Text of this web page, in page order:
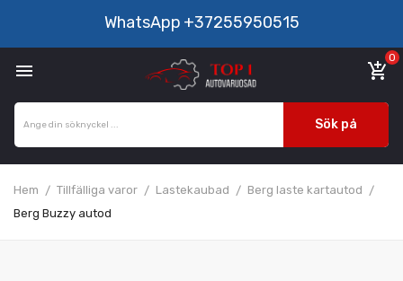
WhatsApp +37255950515
 add_shopping_cart
0
Sök på
Hem Tillfälliga varor Lastekaubad
Berg laste kartautod
Berg Buzzy autod